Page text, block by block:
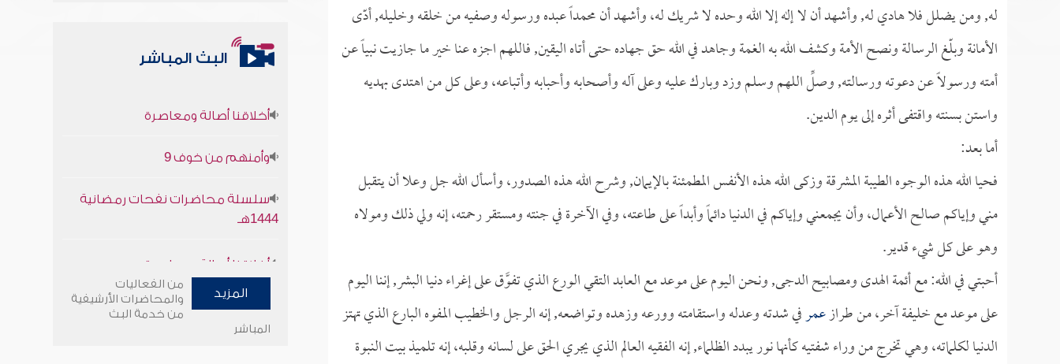
له, ومن يضلل فلا هادي له, وأشهد أن لا إله إلا الله وحده لا شريك له، وأشهد أن محمداً عبده ورسوله وصفيه من خلقه وخليله, أدّى
الأمانة وبلّغ الرسالة ونصح الأمة وكشف الله به الغمة وجاهد في الله حق جهاده حتى أتاه اليقين, فاللهم اجزه عنا خير ما جازيت نبياً عن
أمته ورسولاً عن دعوته ورسالته, وصلِّ اللهم وسلم وزد وبارك عليه وعلى آله وأصحابه وأحبابه وأتباعه، وعلى كل من اهتدى بهديه
واستن بسنته واقتفى أثره إلى يوم الدين.
أما بعد:
فحيا الله هذه الوجوه الطيبة المشرقة وزكى الله هذه الأنفس المطمئنة بالإيمان, وشرح الله هذه الصدور، وأسأل الله جل وعلا أن يتقبل
مني وإياكم صالح الأعمال، وأن يجمعني وإياكم في الدنيا دائماً وأبداً على طاعته، وفي الآخرة في جنته ومستقر رحمته، إنه ولي ذلك ومولاه
وهو على كل شيء قدير.
أحبتي في الله: مع أئمة الهدى ومصابيح الدجى, ونحن اليوم على موعد مع العابد التقي الورع الذي تفوَّق على إغراء دنيا البشر, إننا اليوم
على موعد مع خليفة آخر، من طرازعمرفي شدته وعدله واستقامته وورعه وزهده وتواضعه, إنه الرجل والخطيب المفوه البارع الذي تهتز
الدنيا لكلماته، وهي تخرج من وراء شفتيه كأنها نور يبدد الظلماء, إنه الفقيه العالم الذي يجري الحق على لسانه وقلبه، إنه تلميذ بيت النبوة
البث المباشر
1444هـ
وأمنهم من خوف 9
سلسلة محاضرات نفحات رمضانية
المزيد
من الفعاليات
والمحاضرات الأرشيفية
من خدمة البث
المباشر